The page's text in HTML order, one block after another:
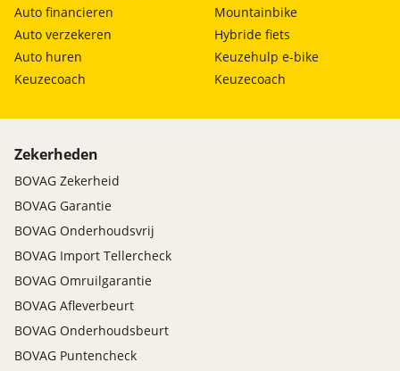
Auto financieren
Auto verzekeren
Auto huren
Keuzecoach
Mountainbike
Hybride fiets
Keuzehulp e-bike
Keuzecoach
Zekerheden
BOVAG Zekerheid
BOVAG Garantie
BOVAG Onderhoudsvrij
BOVAG Import Tellercheck
BOVAG Omruilgarantie
BOVAG Afleverbeurt
BOVAG Onderhoudsbeurt
BOVAG Puntencheck